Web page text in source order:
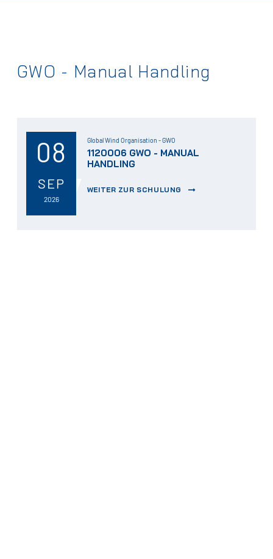
GWO - Manual Handling
08
SEP
2026
Global Wind Organisation - GWO
1120006 GWO - MANUAL
HANDLING
WEITER ZUR SCHULUNG